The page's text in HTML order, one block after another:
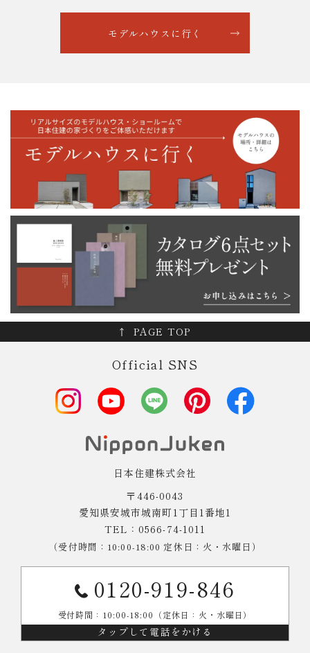
モデルハウスに行く
PAGE TOP
Official SNS
日本住建株式会社
〒446-0043
愛知県安城市城南町1丁目1番地1
TEL：0566-74-1011
（受付時間：10:00-18:00 定休日：火・水曜日）
0120-919-846
受付時間：10:00-18:00（定休日：火・水曜日）
タップして電話をかける